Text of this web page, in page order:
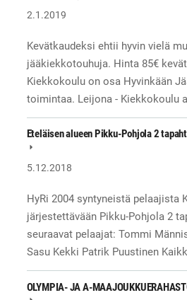
2.1.2019
Kevätkaudeksi ehtii hyvin vielä
jääkiekkotouhuja. Hinta 85€
Kiekkokoulu on osa Hyvinkään
toimintaa. Leijona - Kiekkokoulu
Eteläisen alueen Pikku-Pohjola 2
5.12.2018
HyRi 2004 syntyneistä pelaajista
järjestettävään Pikku-Pohjola 2
seuraavat pelaajat: Tommi
Sasu Kekki Patrik Puustinen
OLYMPIA- JA A-